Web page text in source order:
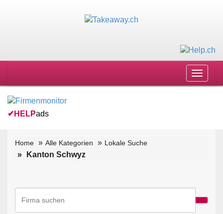
Toggle
✔ HELPads
Home Alle Kategorien Lokale Suche
Kanton Schwyz